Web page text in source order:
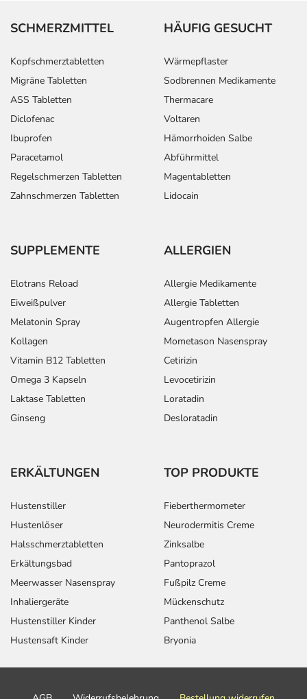
SCHMERZMITTEL
Kopfschmerztabletten
Migräne Tabletten
ASS Tabletten
Diclofenac
Ibuprofen
Paracetamol
Regelschmerzen Tabletten
Zahnschmerzen Tabletten
HÄUFIG GESUCHT
Wärmepflaster
Sodbrennen Medikamente
Thermacare
Voltaren
Hämorrhoiden Salbe
Abführmittel
Magentabletten
Lidocain
SUPPLEMENTE
Elotrans Reload
Eiweißpulver
Melatonin Spray
Kollagen
Vitamin B12 Tabletten
Omega 3 Kapseln
Laktase Tabletten
Ginseng
ALLERGIEN
Allergie Medikamente
Allergie Tabletten
Augentropfen Allergie
Mometason Nasenspray
Cetirizin
Levocetirizin
Loratadin
Desloratadin
ERKÄLTUNGEN
Hustenstiller
Hustenlöser
Halsschmerztabletten
Erkältungsbad
Meerwasser Nasenspray
Inhaliergeräte
Hustenstiller Kinder
Hustensaft Kinder
TOP PRODUKTE
Fieberthermometer
Neurodermitis Creme
Zinksalbe
Pantoprazol
Fußpilz Creme
Mückenschutz
Panthenol Salbe
Bryonia